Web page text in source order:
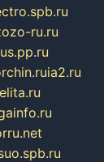
ru.ru
ia2.ru